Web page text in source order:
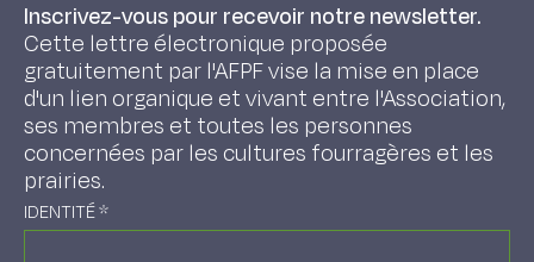
Inscrivez-vous pour recevoir notre newsletter.
Cette lettre électronique proposée
gratuitement par l'AFPF vise la mise en place
d'un lien organique et vivant entre l'Association,
ses membres et toutes les personnes
concernées par les cultures fourragères et les
prairies.
IDENTITÉ*